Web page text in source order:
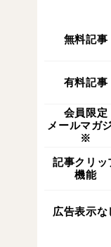
無料記事
有料記事
会員限定
メールマガ
※
記事クリッ
機能
広告表示な